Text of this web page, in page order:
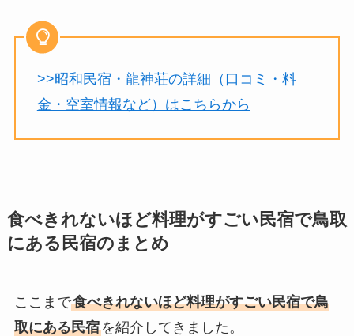
>>昭和民宿・龍神荘の詳細（口コミ・料
金・空室情報など）はこちらから
食べきれないほど料理がすごい民宿で鳥取
にある民宿のまとめ
ここまで食べきれないほど料理がすごい民宿で鳥
取にある民宿を紹介してきました。